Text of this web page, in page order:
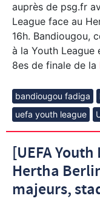
auprès de psg.fr
League face au
16h. Bandiougou,
à la Youth
8es de finale de la
bandiougou fadiga
uefa youth league
[UEFA
Hertha
majeurs,